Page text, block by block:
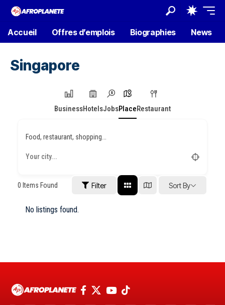
Accueil Offres d’emplois Biographies News
Singapore
BusinessHotelsJobsPlaceRestaurant
Food, restaurant, shopping...
0 Items Found Filter Sort By
No listings found.